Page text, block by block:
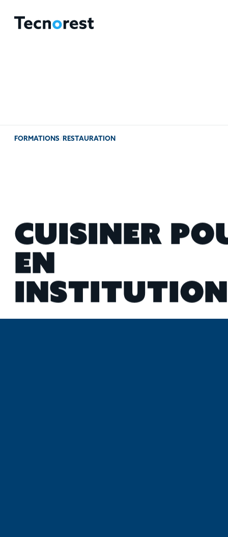
FORMATIONS/ RESTAURATION
CUISINER PO
EN
INSTITUTION